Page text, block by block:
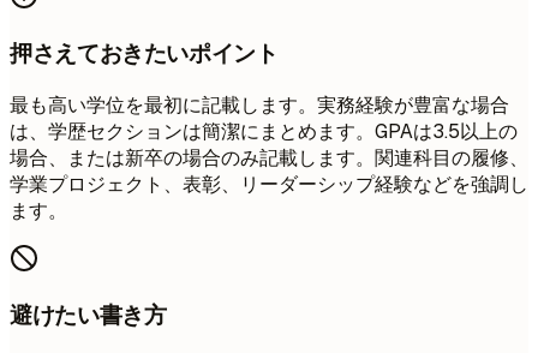
押さえておきたいポイント
最も高い学位を最初に記載します。実務経験が豊富な場合
は、学歴セクションは簡潔にまとめます。GPAは3.5以上の
場合、または新卒の場合のみ記載します。関連科目の履修、
学業プロジェクト、表彰、リーダーシップ経験などを強調し
ます。
避けたい書き方